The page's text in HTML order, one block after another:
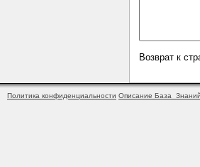
Возврат к
Политика конфиденциальности Описание База_Знаний